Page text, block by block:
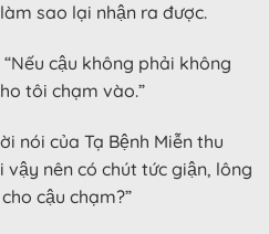
sao lại nhận ra được.
“Nếu cậu không phải không
tôi chạm vào.”
nói của Tạ Bệnh Miễn thu
vậy nên có chút tức giận, lông
cậu chạm?”